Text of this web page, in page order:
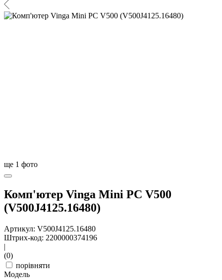
ще 1 фото
Комп'ютер Vinga Mini PC V500
(V500J4125.16480)
Артикул: V500J4125.16480
Штрих-код: 2200000374196
|
(0)
порівняти
Модель